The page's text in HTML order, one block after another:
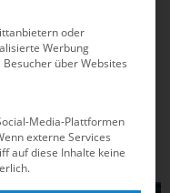
ohne
bei Olympischen und
fehlen. Bei den
Haus geben,
für
Medien,
oder
Werbung
über Websites
Media-Plattformen
externe Services
auf diese Inhalte keine